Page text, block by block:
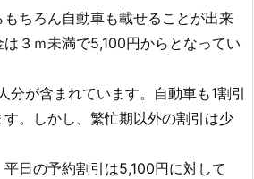
ちろん自動車も載せることが出来
３ｍ未満で5,100円からとなってい
分が含まれています。自動車も1割引
。しかし、繁忙期以外の割引は少
日の予約割引は5,100円に対して